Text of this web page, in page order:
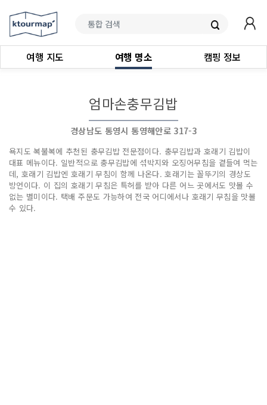
여행 지도 여행 명소 캠핑 정보
엄마손충무김밥
경상남도 통영시 통영해안로 317-3
욕지도 복불복에 추천된 충무김밥 전문점이다. 충무김밥과 호래기 김밥이
대표 메뉴이다. 일반적으로 충무김밥에 섞박지와 오징어무침을 곁들여 먹는
데, 호래기 김밥엔 호래기 무침이 함께 나온다. 호래기는 꼴뚜기의 경상도
방언이다. 이 집의 호래기 무침은 특허를 받아 다른 어느 곳에서도 맛볼 수
없는 별미이다. 택배 주문도 가능하여 전국 어디에서나 호래기 무침을 맛볼
수 있다.